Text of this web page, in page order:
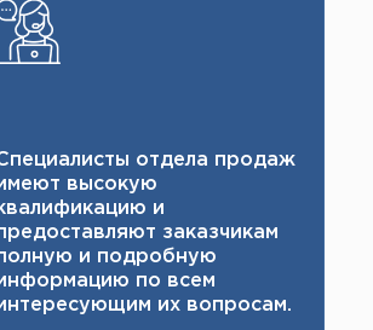
отдела продаж
высокую
и
заказчикам
и подробную
по всем
их вопросам.